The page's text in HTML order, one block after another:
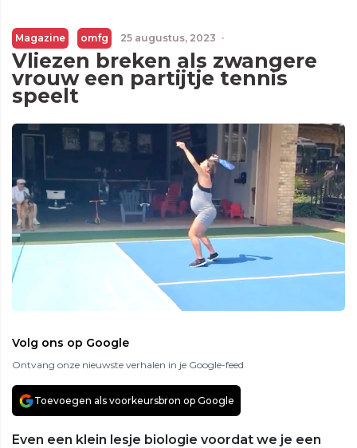
Magazine omfg 25 augustus, 2023 ·
Vliezen breken als zwangere
vrouw een partijtje tennis
speelt
Volg ons op Google
Ontvang onze nieuwste verhalen in je Google-feed
Toevoegen als voorkeursbron op Google
Even een klein lesje biologie voordat we je een